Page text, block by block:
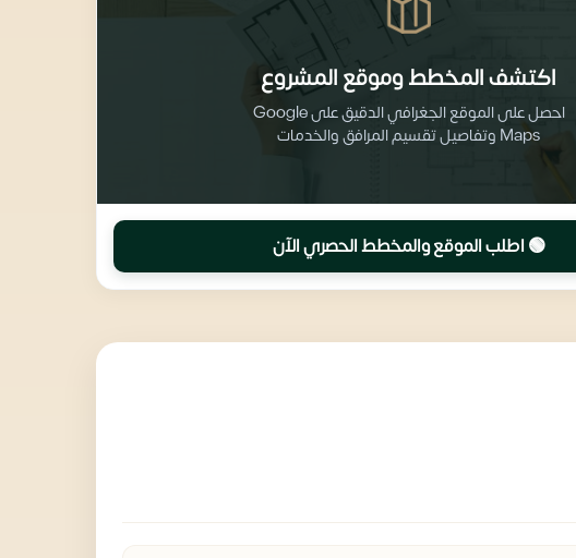
اكتشف المخطط وموقع المشروع
احصل على الموقع الجغرافي الدقيق على Google
Maps وتفاصيل تقسيم المرافق والخدمات
🟢 اطلب الموقع والمخطط الحصري الآن